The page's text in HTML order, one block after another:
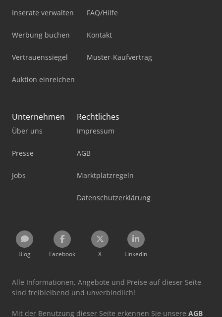
Inserate verwalten
Werbung buchen
Vertrauenssiegel
Auktion einreichen
FAQ/Hilfe
Kontakt
Muster-Kaufvertrag
Unternehmen
Über uns
Presse
Jobs
Rechtliches
Impressum
AGB
Marktplatzregeln
Datenschutzerklärung
Blog Facebook X LinkedIn
Alle Informationen, Angebote und Preise auf dieser Seite
sind freibleibend und unverbindlich!
Mit der Benutzung dieser Seite erkennen Sie unsere AGB